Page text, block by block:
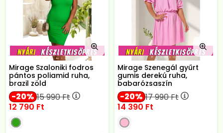
Mirage Szaloniki fodros
pántos poliamid ruha,
brazil zöld
20 15 990Ft
12 790 Ft
Mirage Szenegál gyűrt
gumis derekú ruha,
babarózsaszín
20 17 990Ft
14 390 Ft